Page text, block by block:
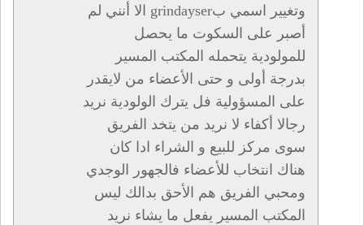
وتغيير اسمي بgrindayser الا أنني لم
أصبر على السكوت ما يحصل
للمولودية يتحمله المكتب المسير
بدرجة أولى و حتى الأعضاء من لايقدر
على المسؤولية فل يترك الولودية نريد
رجالا أكفاء لا نريد من يتخد الفريق
سوى مركز للبيع و الشراء ادا كان
هناك انتخاب للأعضاء فالجهور الوجدي
ومحبي الفريق هم الأحق بدالك ليس
المكتب المسير يفعل ما يشاء نريد